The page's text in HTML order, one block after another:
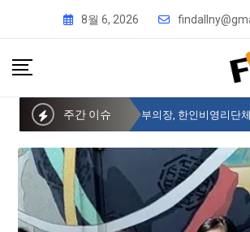
8월 6, 2026
주간 이슈
뉴욕시의회 샌드라 황 부의장, 한인비영리단